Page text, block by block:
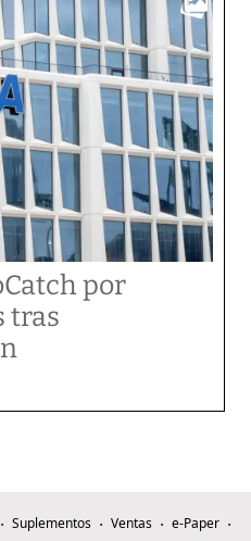
por
tras
Suplementos Ventas
e-Paper